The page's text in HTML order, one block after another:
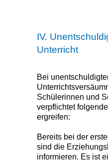
IV.
Unterricht
Bei
Schülerinnen und
verpflichtet
ergreifen:
Bereits bei der
sind die
informieren. Es ist